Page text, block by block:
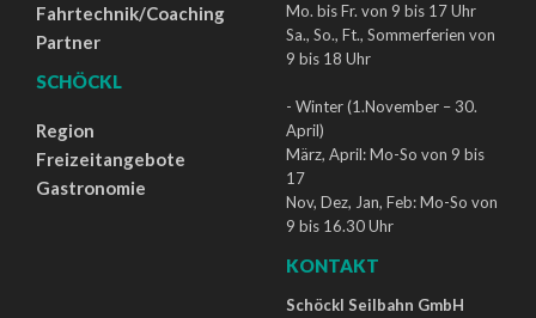
Fahrtechnik/Coaching
Partner
SCHÖCKL
Region
Freizeitangebote
Gastronomie
Mo. bis Fr. von 9 bis 17 Uhr
Sa., So., Ft., Sommerferien von
9 bis 18 Uhr
- Winter (1.November – 30.
April)
März, April: Mo-So von 9 bis
17
Nov, Dez, Jan, Feb: Mo-So von
9 bis 16.30 Uhr
KONTAKT
Schöckl Seilbahn GmbH